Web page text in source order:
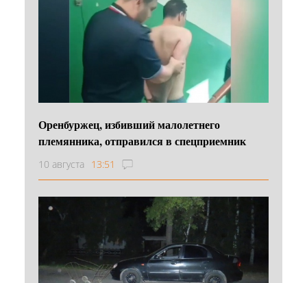
Оренбуржец, избивший малолетнего
племянника, отправился в спецприемник
10 августа 13:51